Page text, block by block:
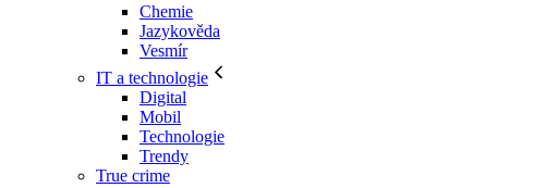
Chemie
Jazykověda
Vesmír
IT a technologie
Digital
Mobil
Technologie
Trendy
True crime